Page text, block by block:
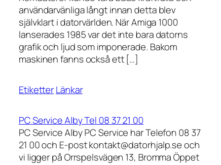
användarvänliga långt innan detta blev
självklart i datorvärlden. När Amiga 1000
lanserades 1985 var det inte bara datorns
grafik och ljud som imponerade. Bakom
maskinen fanns också ett […]
EtiketterLänkar
PC Service Alby Tel 08 37 21 00
PC Service Alby PC Service har Telefon 08 37
21 00 och E-post kontakt@datorhjalp.se och
vi ligger på Orrspelsvägen 13, Bromma Öppet